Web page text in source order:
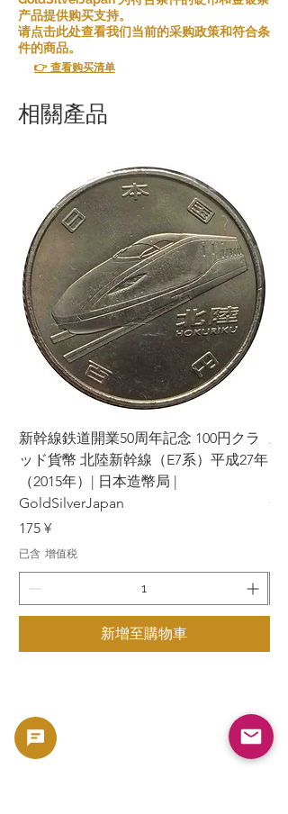
产品提供购买支持。
请点击此处查看我们当前的采购政策和符合条
件的商品。
👉 查看购买清单
相關產品
新幹線鉄道開業50周年記念 100円クラ
ッド貨幣 北陸新幹線（E7系）平成27年
（2015年）| 日本造幣局 |
GoldSilverJapan
價格
175 ¥
已含 增值税
新增至購物車